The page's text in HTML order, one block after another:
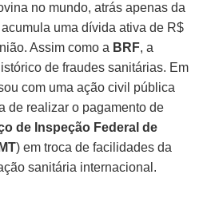
no mundo, atrás apenas da
uma dívida ativa de R$
Assim como a BRF, a
de fraudes sanitárias. Em
com uma ação civil pública
de realizar o pagamento de
de Inspeção Federal de
MT) em troca de facilidades da
sanitária internacional.